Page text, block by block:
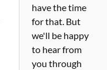
have the time
for that. But
we'll be happy
to hear from
you through